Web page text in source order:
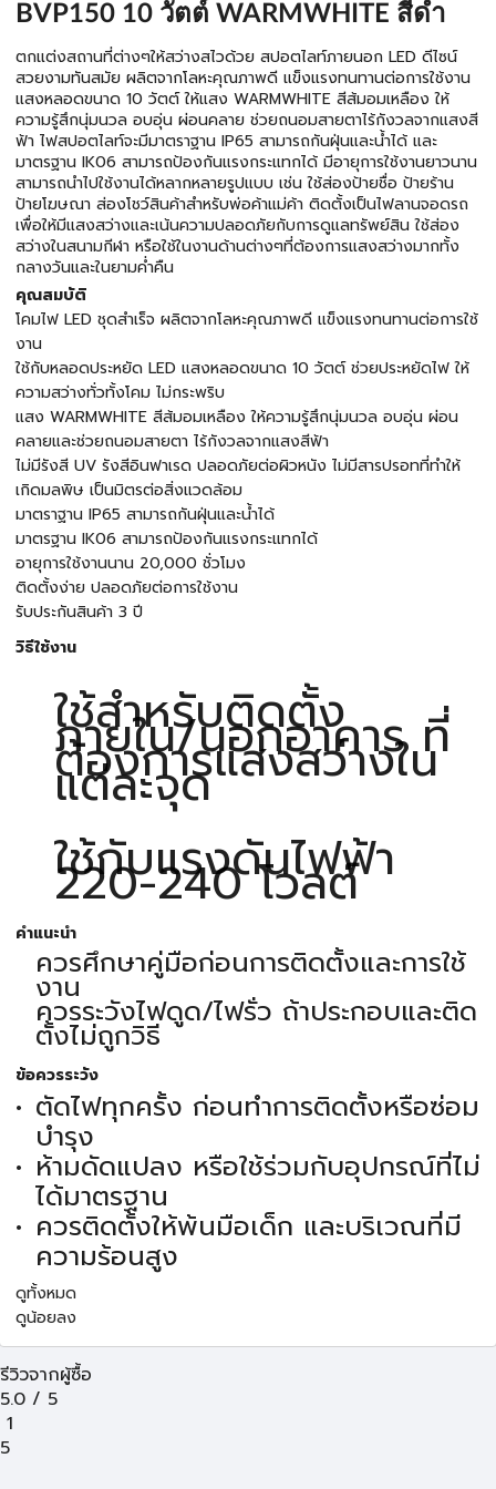
BVP150 10 วัตต์ WARMWHITE สีดำ
ตกแต่งสถานที่ต่างๆให้สว่างสไวด้วย สปอตไลท์ภายนอก LED ดีไซน์
สวยงามทันสมัย ผลิตจากโลหะคุณภาพดี แข็งแรงทนทานต่อการใช้งาน
แสงหลอดขนาด 10 วัตต์ ให้แสง WARMWHITE สีส้มอมเหลือง ให้
ความรู้สึกนุ่มนวล อบอุ่น ผ่อนคลาย ช่วยถนอมสายตาไร้กังวลจากแสงสี
ฟ้า ไฟสปอตไลท์จะมีมาตราฐาน IP65 สามารถกันฝุ่นและน้ำได้ และ
มาตรฐาน IK06 สามารถป้องกันแรงกระแทกได้ มีอายุการใช้งานยาวนาน
สามารถนำไปใช้งานได้หลากหลายรูปแบบ เช่น ใช้ส่องป้ายชื่อ ป้ายร้าน
ป้ายโฆษณา ส่องโชว์สินค้าสำหรับพ่อค้าแม่ค้า ติดตั้งเป็นไฟลานจอดรถ
เพื่อให้มีแสงสว่างและเน้นความปลอดภัยกับการดูแลทรัพย์สิน ใช้ส่อง
สว่างในสนามกีฬา หรือใช้ในงานด้านต่างๆที่ต้องการแสงสว่างมากทั้ง
กลางวันและในยามค่ำคืน
คุณสมบัติ
โคมไฟ LED ชุดสำเร็จ ผลิตจากโลหะคุณภาพดี แข็งแรงทนทานต่อการใช้
งาน
ใช้กับหลอดประหยัด LED แสงหลอดขนาด 10 วัตต์ ช่วยประหยัดไฟ ให้
ความสว่างทั่วทั้งโคม ไม่กระพริบ
แสง WARMWHITE สีส้มอมเหลือง ให้ความรู้สึกนุ่มนวล อบอุ่น ผ่อน
คลายและช่วยถนอมสายตา ไร้กังวลจากแสงสีฟ้า
ไม่มีรังสี UV รังสีอินฟาเรด ปลอดภัยต่อผิวหนัง ไม่มีสารปรอทที่ทำให้
เกิดมลพิษ เป็นมิตรต่อสิ่งแวดล้อม
มาตราฐาน IP65 สามารถกันฝุ่นและน้ำได้
มาตรฐาน IK06 สามารถป้องกันแรงกระแทกได้
อายุการใช้งานนาน 20,000 ชั่วโมง
ติดตั้งง่าย ปลอดภัยต่อการใช้งาน
รับประกันสินค้า 3 ปี
วิธีใช้งาน
ใช้สำหรับติดตั้ง
ภายใน/นอกอาคาร ที่
ต้องการแสงสว่างใน
แต่ละจุด
ใช้กับแรงดันไฟฟ้า
220-240 โวลต์
คำแนะนำ
ควรศึกษาคู่มือก่อนการติดตั้งและการใช้
งาน
ควรระวังไฟดูด/ไฟรั่ว ถ้าประกอบและติด
ตั้งไม่ถูกวิธี
ข้อควรระวัง
ตัดไฟทุกครั้ง ก่อนทำการติดตั้งหรือซ่อม
บำรุง
ห้ามดัดแปลง หรือใช้ร่วมกับอุปกรณ์ที่ไม่
ได้มาตรฐาน
ควรติดตั้งให้พ้นมือเด็ก และบริเวณที่มี
ความร้อนสูง
ดูทั้งหมด
ดูน้อยลง
รีวิวจากผู้ซื้อ
5.0 / 5
1
5